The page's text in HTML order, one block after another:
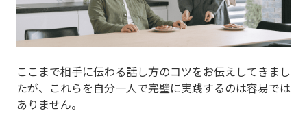
ここまで相手に伝わる話し方のコツをお伝えしてきまし
たが、これらを自分一人で完璧に実践するのは容易では
ありません。